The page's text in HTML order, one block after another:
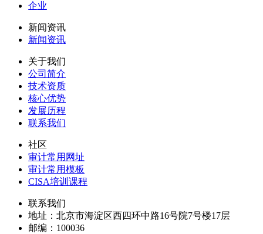
企业
新闻资讯
新闻资讯
关于我们
公司简介
技术资质
核心优势
发展历程
联系我们
社区
审计常用网址
审计常用模板
CISA培训课程
联系我们
地址： 北京市海淀区西四环中路16号院7号楼17层
邮编： 100036